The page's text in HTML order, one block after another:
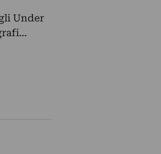
Under